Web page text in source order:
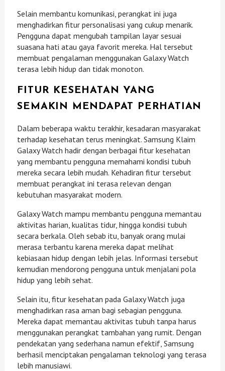
Selain membantu komunikasi, perangkat ini juga
menghadirkan fitur personalisasi yang cukup menarik.
Pengguna dapat mengubah tampilan layar sesuai
suasana hati atau gaya favorit mereka. Hal tersebut
membuat pengalaman menggunakan Galaxy Watch
terasa lebih hidup dan tidak monoton.
FITUR KESEHATAN YANG
SEMAKIN MENDAPAT PERHATIAN
Dalam beberapa waktu terakhir, kesadaran masyarakat
terhadap kesehatan terus meningkat. Samsung Klaim
Galaxy Watch hadir dengan berbagai fitur kesehatan
yang membantu pengguna memahami kondisi tubuh
mereka secara lebih mudah. Kehadiran fitur tersebut
membuat perangkat ini terasa relevan dengan
kebutuhan masyarakat modern.
Galaxy Watch mampu membantu pengguna memantau
aktivitas harian, kualitas tidur, hingga kondisi tubuh
secara berkala. Oleh sebab itu, banyak orang mulai
merasa terbantu karena mereka dapat melihat
kebiasaan hidup dengan lebih jelas. Informasi tersebut
kemudian mendorong pengguna untuk menjalani pola
hidup yang lebih sehat.
Selain itu, fitur kesehatan pada Galaxy Watch juga
menghadirkan rasa aman bagi sebagian pengguna.
Mereka dapat memantau aktivitas tubuh tanpa harus
menggunakan perangkat tambahan yang rumit. Dengan
pendekatan yang sederhana namun efektif, Samsung
berhasil menciptakan pengalaman teknologi yang terasa
lebih manusiawi.